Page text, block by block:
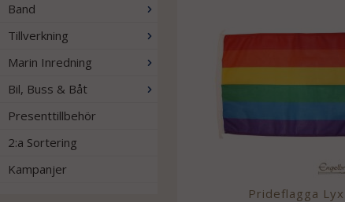
Band
Tillverkning
Marin Inredning
Bil, Buss & Båt
Presenttillbehör
2:a Sortering
Kampanjer
Prideflagga Lyx